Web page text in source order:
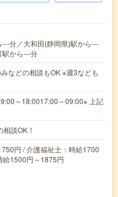
分／大和田(静岡県)駅から---
駅から---分
などの相談もOK ※週3なども
～18:0017:00～09:00※ 上記
談OK！
円 / 介護福祉士：時給1700
給1500円～1875円